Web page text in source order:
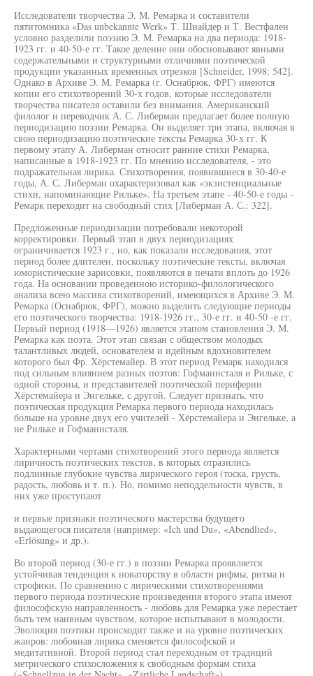
Исследователи творчества Э. М. Ремарка и составители
пятитомника «Das unbekannte Werk» Т. Шнайдер и Т. Вестфален
условно разделили поэзию Э. М. Ремарка на два периода: 1918-
1923 гг. и 40-50-е гг. Такое деление они обосновывают явными
содержательными и структурными отличиями поэтической
продукции указанных временных отрезков [Schneider, 1998: 542].
Однако в Архиве Э. М. Ремарка (г. Оснабрюк, ФРГ) имеются
копии его стихотворений 30-х годов, которые исследователи
творчества писателя оставили без внимания. Американский
филолог и переводчик А. С. Либерман предлагает более полную
периодизацию поэзии Ремарка. Он выделяет три этапа, включая в
свою периодизацию поэтические тексты Ремарка 30-х гг. К
первому этапу А. Либерман относит ранние стихи Ремарка,
написанные в 1918-1923 гг. По мнению исследователя, - это
подражательная лирика. Стихотворения, появившиеся в 30-40-е
годы, А. С. Либерман охарактеризовал как «экзистенциальные
стихи, напоминающие Рильке». На третьем этапе - 40-50-е годы -
Ремарк переходит на свободный стих [Либерман А. С.: 322].
Предложенные периодизации потребовали некоторой
корректировки. Первый этап в двух периодизациях
ограничивается 1923 г., но, как показали исследования, этот
период более длителен, поскольку поэтические тексты, включая
юмористические зарисовки, появляются в печати вплоть до 1926
года. На основании проведенною историко-филологического
анализа всею массива стихотворений, имеющихся в Архиве Э. М.
Ремарка (Оснабрюк, ФРГ), можно выделить следующие периоды
его поэтического творчества: 1918-1926 гг., 30-е гг. и 40-50 -е гг.
Первый период (1918—1926) является этапом становления Э. М.
Ремарка как поэта. Этот этап связан с обществом молодых
талантливых людей, основателем и идейным вдохновителем
которого был Фр. Хёрстемайер. В этот период Ремарк находился
под сильным влиянием разных поэтов: Гофманнсталя и Рильке, с
одной стороны, и представителей поэтической периферии
Хёрстемайера и Энгельке, с другой. Следует признать, что
поэтическая продукция Ремарка первого периода находилась
больше на уровне двух его учителей - Хёрстемайера и Энгельке, а
не Рильке и Гофманнсталя.
Характерными чертами стихотворений этого периода является
лиричность поэтических текстов, в которых отразились
подлинные глубокие чувства лирического героя (тоска, грусть,
радость, любовь и т. п.). Но, помимо неподдельности чувств, в
них уже проступают
и первые признаки поэтического мастерства будущего
выдающегося писателя (например: «Ich und Du», «Abendlied»,
«Erlösung» и др.).
Во второй период (30-е гг.) в поэзии Ремарка проявляется
устойчивая тенденция к новаторству в области рифмы, ритма и
строфики. По сравнению с лирическими стихотворениями
первого периода поэтические произведения второго этапа имеют
философскую направленность - любовь для Ремарка уже перестает
быть тем наивным чувством, которое испытывают в молодости.
Эволюция поэтики происходит также и на уровне поэтических
жанров: любовная лирика сменяется философской и
медитативной. Второй период стал переходным от традиций
метрического стихосложения к свободным формам стиха